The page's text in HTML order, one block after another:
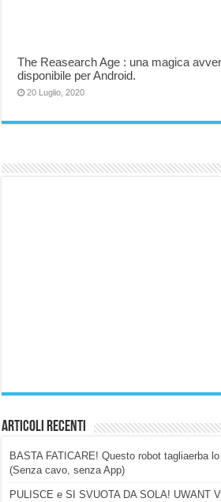
The Reasearch Age : una magica
disponibile per Android.
20 Luglio, 2020
Articoli Recenti
BASTA FATICARE! Questo robot tagliaerba
(Senza cavo, senza App)
PULISCE e SI SVUOTA DA SOLA! UWANT